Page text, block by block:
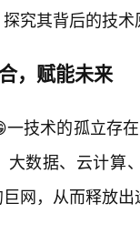
究其背后的技
，赋能未来
一技术的孤立存
数据、云计算
网，从而释放出